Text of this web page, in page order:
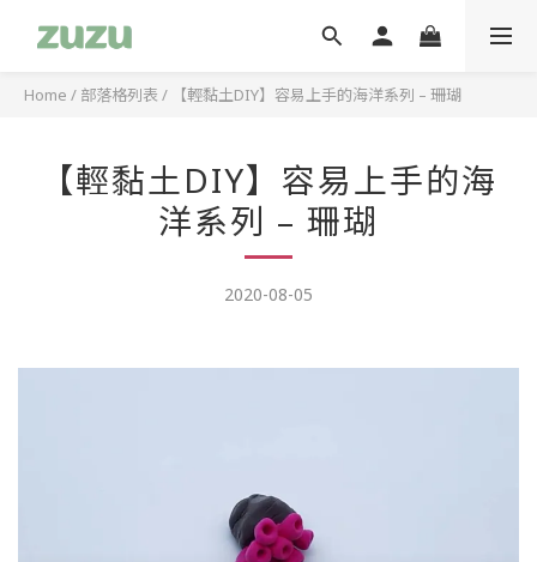
Home / 部落格列表 / 【輕黏土DIY】容易上手的海洋系列 – 珊瑚
【輕黏土DIY】容易上手的海
洋系列 – 珊瑚
2020-08-05